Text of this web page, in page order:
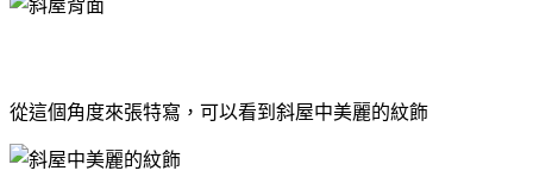
從這個角度來張特寫，可以看到斜屋中美麗的紋飾